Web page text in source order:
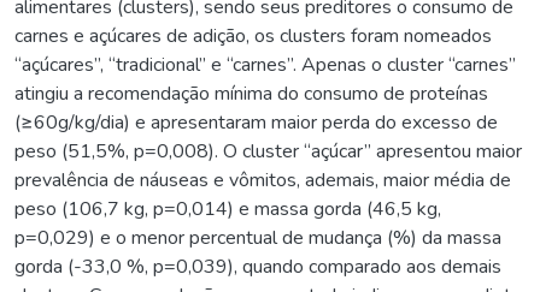
alimentares (clusters), sendo seus preditores o consumo de
carnes e açúcares de adição, os clusters foram nomeados
“açúcares”, “tradicional” e “carnes”. Apenas o cluster “carnes”
atingiu a recomendação mínima do consumo de proteínas
(≥60g/kg/dia) e apresentaram maior perda do excesso de
peso (51,5%, p=0,008). O cluster “açúcar” apresentou maior
prevalência de náuseas e vômitos, ademais, maior média de
peso (106,7 kg, p=0,014) e massa gorda (46,5 kg,
p=0,029) e o menor percentual de mudança (%) da massa
gorda (-33,0 %, p=0,039), quando comparado aos demais